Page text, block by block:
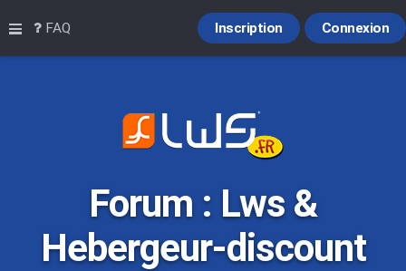
Raccourcis
FAQ Connexion
Inscription
Forum : Lws &
Hebergeur-discount